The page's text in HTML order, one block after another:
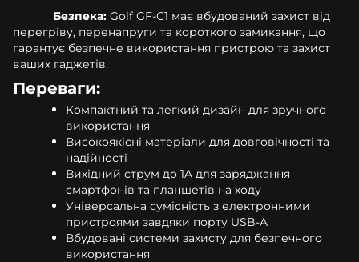
Безпека: Golf GF-C1 має вбудований захист від
перегріву, перенапруги та короткого замикання, що
гарантує безпечне використання пристрою та захист
ваших гаджетів.
Переваги:
Компактний та легкий дизайн для зручного
використання
Високоякісні матеріали для довговічності та
надійності
Вихідний струм до 1A для заряджання
смартфонів та планшетів на ходу
Універсальна сумісність з електронними
пристроями завдяки порту USB-A
Вбудовані системи захисту для безпечного
використання